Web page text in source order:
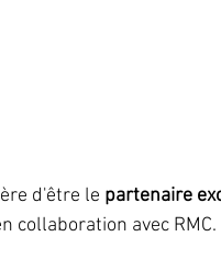
d'être le partenaire
collaboration avec RMC.